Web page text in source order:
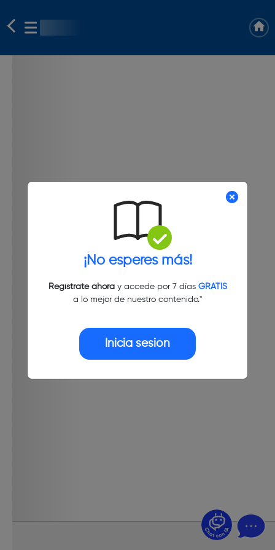
¡No esperes más!
Regístrate ahoray accede por 7 días GRATIS
a lo mejor de nuestro contenido."
Inicia sesión